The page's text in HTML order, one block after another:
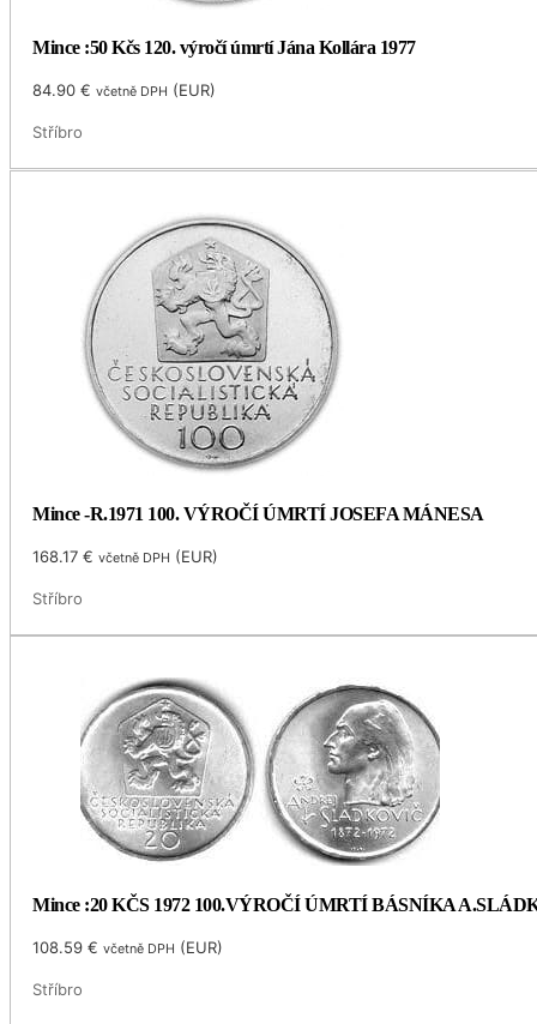
Mince :50 Kčs 120. výročí úmrtí Jána Kollára 1977
84.90€ včetně DPH (EUR)
Stříbro
Mince -R.1971 100. VÝROČÍ ÚMRTÍ JOSEFA MÁNESA
168.17€ včetně DPH (EUR)
Stříbro
Mince :20 KČS 1972 100.VÝROČÍ ÚMRTÍ BÁSNÍKA
108.59€ včetně DPH (EUR)
Stříbro